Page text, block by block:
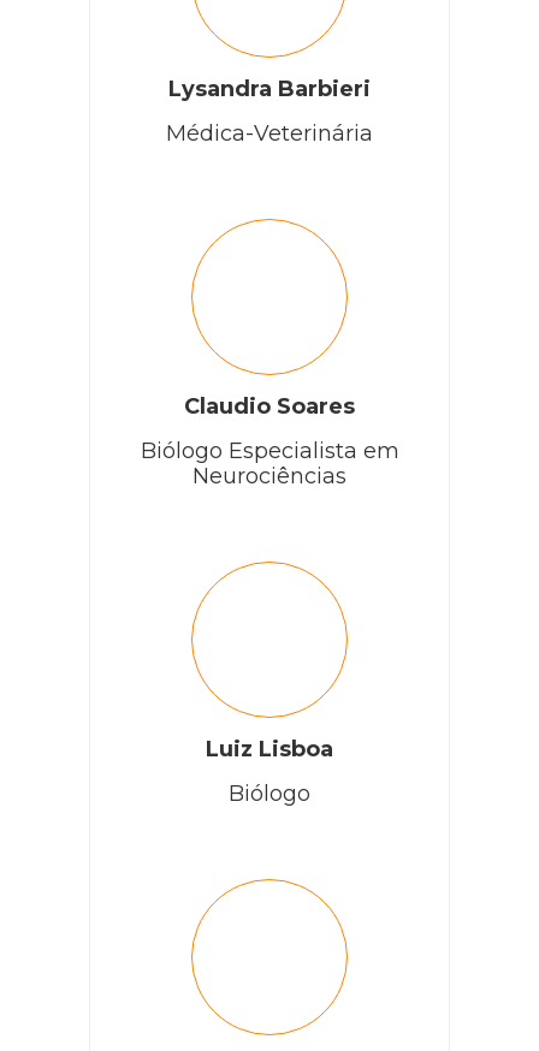
Lysandra Barbieri
Médica-Veterinária
Claudio Soares
Biólogo Especialista em
Neurociências
Luiz Lisboa
Biólogo